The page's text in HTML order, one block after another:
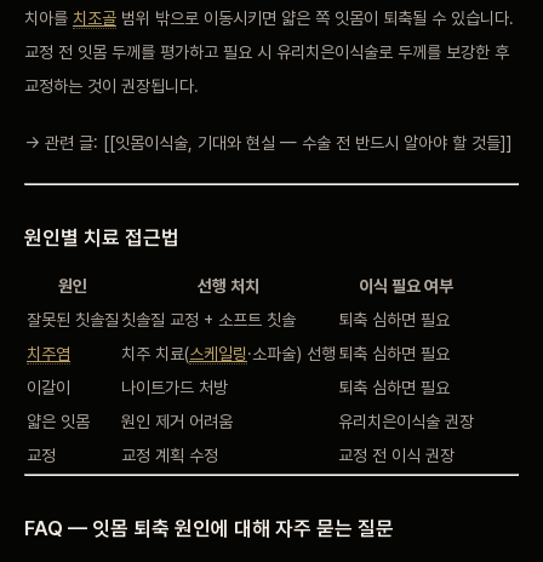
치아를 치조골 범위 밖으로 이동시키면 얇은 쪽 잇몸이 퇴축될 수 있습니다.
교정 전 잇몸 두께를 평가하고 필요 시 유리치은이식술로 두께를 보강한 후
교정하는 것이 권장됩니다.
→ 관련 글: [[잇몸이식술, 기대와 현실 — 수술 전 반드시 알아야 할 것들]]
원인별 치료 접근법
원인 선행 처치
이식 필요 여부
잘못된 칫솔질 칫솔질 교정 + 소프트 칫솔
퇴축 심하면 필요
치주염
치주 치료(스케일링·소파술) 선행 퇴축 심하면 필요
이갈이
나이트가드 처방
퇴축 심하면 필요
얇은 잇몸
원인 제거 어려움
유리치은이식술 권장
교정
교정 계획 수정 교정 전 이식 권장
FAQ — 잇몸 퇴축 원인에 대해 자주 묻는 질문